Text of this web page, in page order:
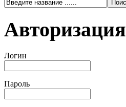
Авторизация
Логин
Пароль